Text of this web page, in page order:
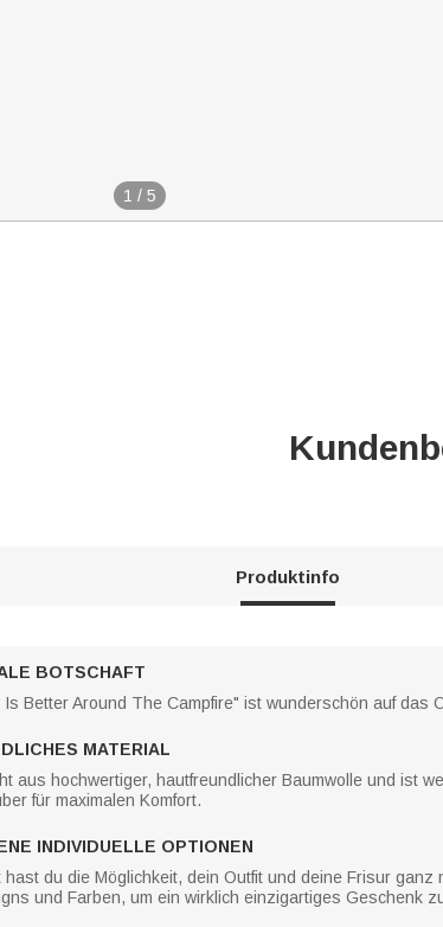
1 / 5
Produktinfo
BOTSCHAFT
Is Better Around The Campfire" ist wunderschön auf
MATERIAL
aus hochwertiger, hautfreundlicher Baumwolle und ist
für maximalen Komfort.
INDIVIDUELLE OPTIONEN
hast du die Möglichkeit, dein Outfit und deine Frisur
und Farben, um ein wirklich einzigartiges Geschenk